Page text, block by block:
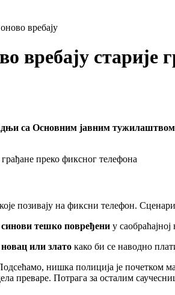
вребају
старије
са Основним јавним
које позивају на фиксни телефон.
тешко повређени у саобраћајној
или злато како би се наводно
нишка полиција је почетком
преваре. Потрага за осталим